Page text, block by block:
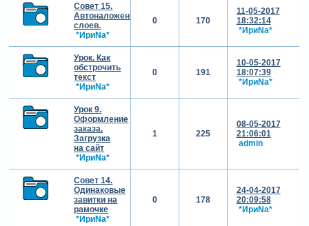
Совет 15.
Автоналожение
слоев.
*ИриNа*
0 170
11-05-2017
18:32:14
*ИриNа*
Урок. Как
обстрочить
текст
*ИриNа*
0 191
10-05-2017
18:07:39
*ИриNа*
Урок 9.
Оформление
заказа.
Загрузка
на сайт
*ИриNа*
1 225
08-05-2017
21:06:01
admin
Совет 14.
Одинаковые
завитки на
рамочке
*ИриNа*
0 178
24-04-2017
20:09:58
*ИриNа*